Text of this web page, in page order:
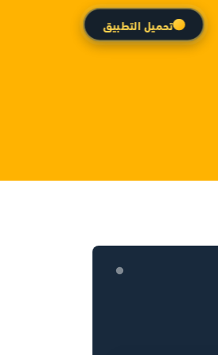
تحميل التطبيق